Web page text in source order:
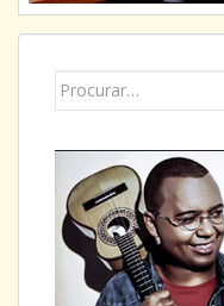
Search